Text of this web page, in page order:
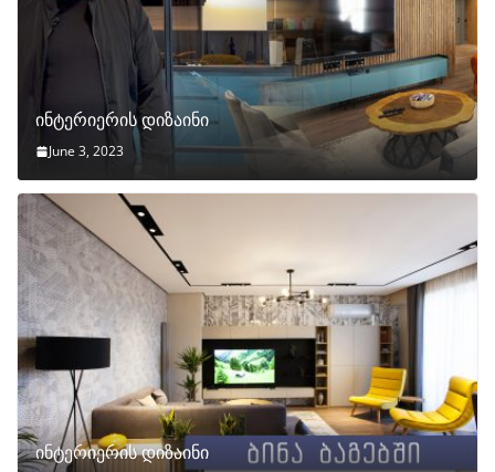
ინტერიერის დიზაინი
June 3, 2023
ინტერიერის დიზაინი